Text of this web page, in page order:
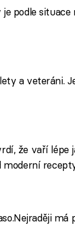
podle situace
a veteráni.
že vaří lépe
moderní
má